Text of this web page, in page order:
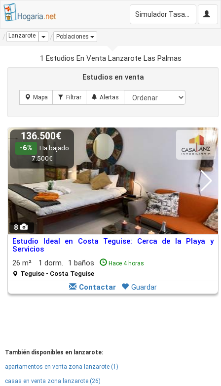
Lanzarote Dropdown
Poblaciones
1 Estudios En Venta Lanzarote Las Palmas
Estudios en venta
8
136.500€
-6%
Ha bajado
7.500€
Estudio Ideal en Costa Teguise: Cerca de la Playa y
Servicios
26 m²
1 dorm. 1 baños Hace 4 horas
Teguise - Costa Teguise
Contactar Guardar
También disponibles en lanzarote:
apartamentos en venta zona lanzarote (1)
casas en venta zona lanzarote (26)